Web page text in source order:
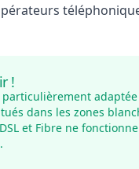
!
particulièrement
dans les zones
et Fibre ne